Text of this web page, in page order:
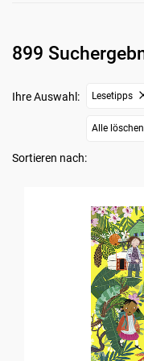
899
Ihre Auswahl: Lesetipps
Alle löschen
Sortieren nach: